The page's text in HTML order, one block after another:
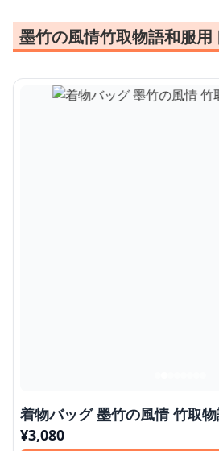
墨竹の風情竹取物語和服用
着物バッグ 墨竹の風情 竹取
¥3,080